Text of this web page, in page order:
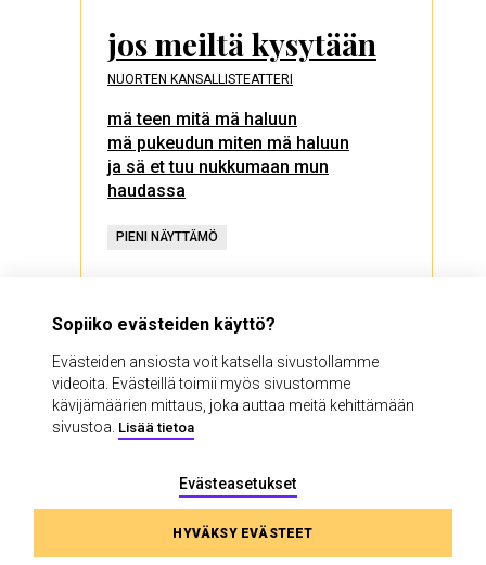
jos meiltä kysytään
NUORTEN KANSALLISTEATTERI
mä teen mitä mä haluun
mä pukeudun miten mä haluun
ja sä et tuu nukkumaan mun
haudassa
PIENI NÄYTTÄMÖ
Sopiiko evästeiden käyttö?
Evästeiden ansiosta voit katsella sivustollamme
videoita. Evästeillä toimii myös sivustomme
kävijämäärien mittaus, joka auttaa meitä kehittämään
sivustoa. Lisää tietoa
Evästeasetukset
HYVÄKSY EVÄSTEET